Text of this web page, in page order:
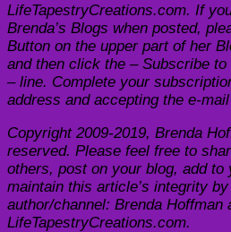
LifeTapestryCreations.com. If
Brenda’s Blogs when posted,
Button on the upper part of her
and then click the – Subscribe to
– line. Complete your
address and accepting the e-
Copyright 2009-2019, Brenda
reserved. Please feel free to
others, post on your blog, add
maintain this article’s integrity
author/channel: Brenda Hoffman
LifeTapestryCreations.com.